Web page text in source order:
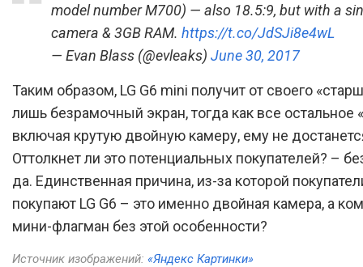
model number M700) — also 18.5:9, but with a
camera & 3GB RAM. https://t.co/JdSJi8e4wL
— Evan Blass (@evleaks) June 30, 2017
Таким образом, LG G6 mini получит от своего
лишь безрамочный экран, тогда как все остальное
включая крутую двойную камеру, ему не
Оттолкнет ли это потенциальных покупателей? –
да. Единственная причина, из-за которой
покупают LG G6 – это именно двойная камера, а
мини-флагман без этой особенности?
Источник изображений: «Яндекс Картинки»